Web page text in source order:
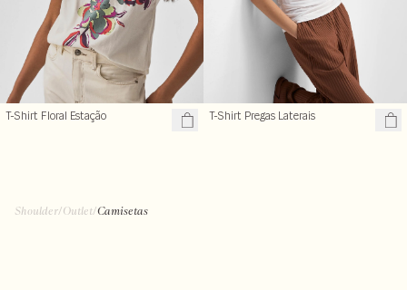
T-Shirt Floral Estação T-Shirt Pregas Laterais